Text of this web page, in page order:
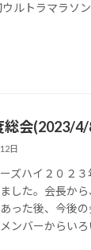
ウルトラマラ
総会(2023/
日
ズハイ２０２
した。会長か
った後、今後
ンバーからい